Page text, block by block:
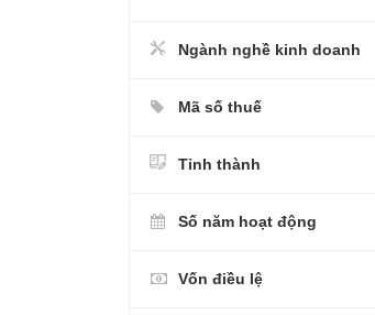
Ngành nghề kinh doanh
Mã số thuế
Tỉnh thành
Số năm hoạt động
Vốn điều lệ